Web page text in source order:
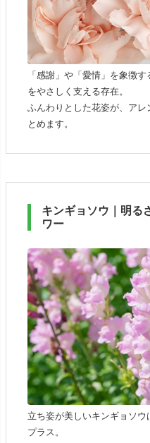
「感謝」や「愛情」を象徴
をやさしく支える存在。
ふんわりとした花姿が、アレ
とめます。
キンギョソウ｜明る
ワー
立ち姿が美しいキンギョソ
プラス。